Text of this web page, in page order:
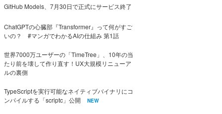
GitHub Models、7月30日で正式にサービス終了
ChatGPTの心臓部『Transformer』って何がすご
いの？ #マンガでわかるAIの仕組み 第1話
世界7000万ユーザーの「TimeTree」、10年の当
たり前を壊して作り直す！UX大規模リニューア
ルの裏側
TypeScriptを実行可能なネイティブバイナリにコ
ンパイルする「scriptc」公開
NEW